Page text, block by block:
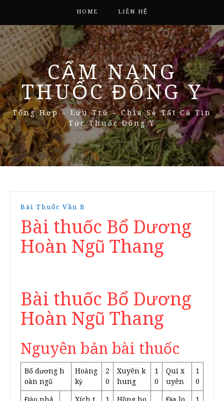
HOME LIÊN HỆ
CẨM NANG
THUỐC ĐÔNG Y
Tổng Hợp – Lưu Trữ – Chia Sẻ Tất Cả Tin
Tức Thuốc Đông Y
Bài Thuốc Vần B
Bài thuốc Bổ Dương
Hoàn Ngũ Thang
Bài thuốc Bổ Dương
Hoàn Ngũ Thang
Nguyên bản bài thuốc
Bổ dương h
oàn ngũ
Hoàng
kỳ
2
0
Xuyên k
hung
1
0
Qui x
uyên
1
0